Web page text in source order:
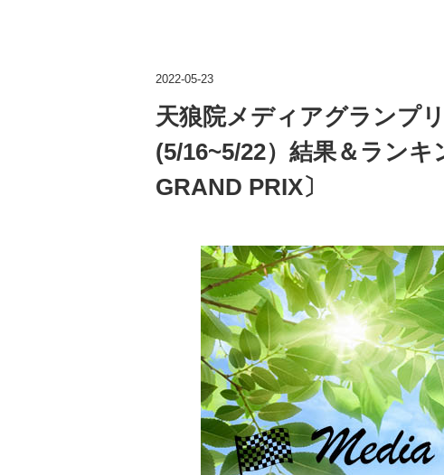
2022-05-23
天狼院メディアグランプ
(5/16~5/22）結果＆ラン
GRAND PRIX〕